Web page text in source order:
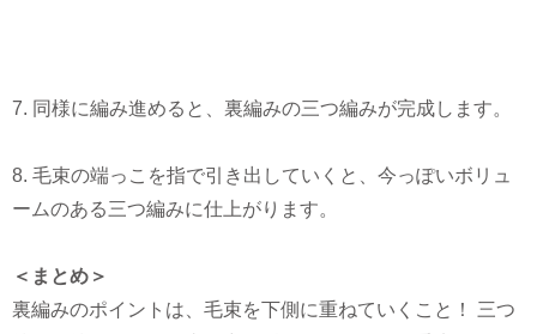
7. 同様に編み進めると、裏編みの三つ編みが完成します。
8. 毛束の端っこを指で引き出していくと、今っぽいボリュ
ームのある三つ編みに仕上がります。
＜まとめ＞
裏編みのポイントは、毛束を下側に重ねていくこと！ 三つ